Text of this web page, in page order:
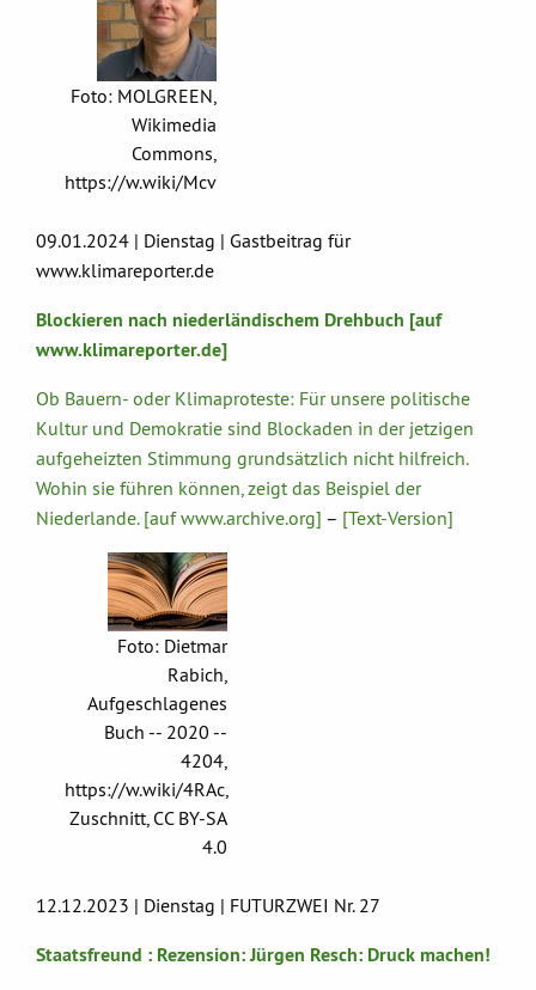
Foto: MOLGREEN,
Wikimedia
Commons,
https://w.wiki/Mcv
09.01.2024 | Dienstag | Gastbeitrag für
www.klimareporter.de
Blockieren nach niederländischem Drehbuch [auf
www.klimareporter.de]
Ob Bauern- oder Klimaproteste: Für unsere politische
Kultur und Demokratie sind Blockaden in der jetzigen
aufgeheizten Stimmung grundsätzlich nicht hilfreich.
Wohin sie führen können, zeigt das Beispiel der
Niederlande. [auf www.archive.org] – [Text-Version]
Foto: Dietmar
Rabich,
Aufgeschlagenes
Buch -- 2020 --
4204,
https://w.wiki/4RAc,
Zuschnitt, CC BY-SA
4.0
12.12.2023 | Dienstag | FUTURZWEI Nr. 27
Staatsfreund : Rezension: Jürgen Resch: Druck machen!